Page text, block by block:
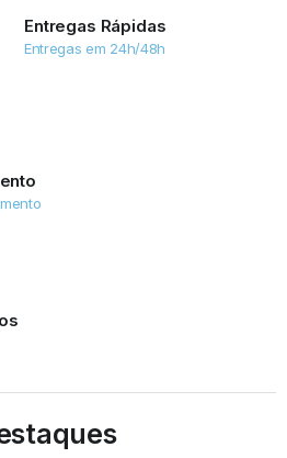
Entregas Rápidas
Entregas em 24h/48h